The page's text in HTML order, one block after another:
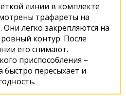
линии в комплекте
трафареты на
Они легко закрепляются на
контур. После
его снимают.
приспособления –
быстро пересыхает и